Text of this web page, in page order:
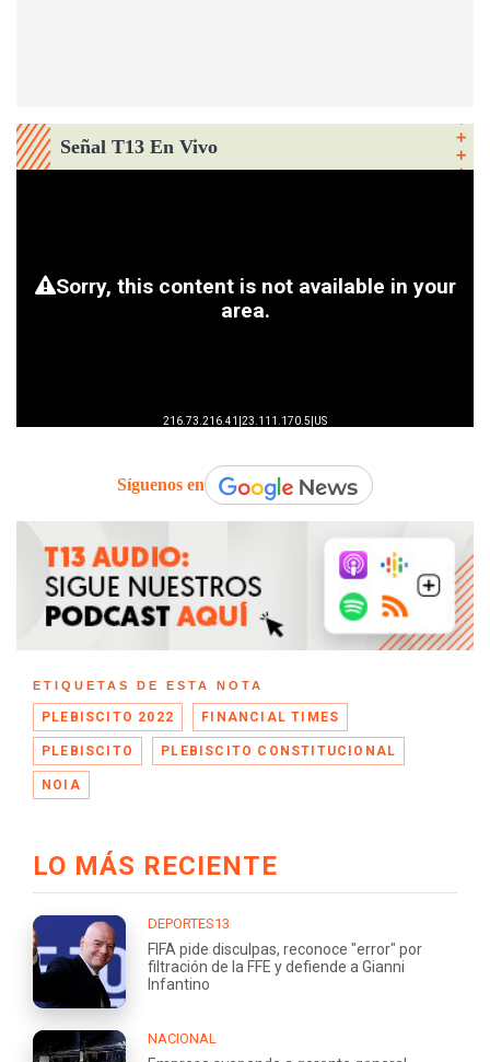
Señal T13 En Vivo
Síguenos en
ETIQUETAS DE ESTA NOTA
PLEBISCITO 2022 FINANCIAL TIMES
PLEBISCITO PLEBISCITO CONSTITUCIONAL
NOIA
LO MÁS RECIENTE
DEPORTES13
FIFA pide disculpas, reconoce "error" por
filtración de la FFE y defiende a Gianni
Infantino
NACIONAL